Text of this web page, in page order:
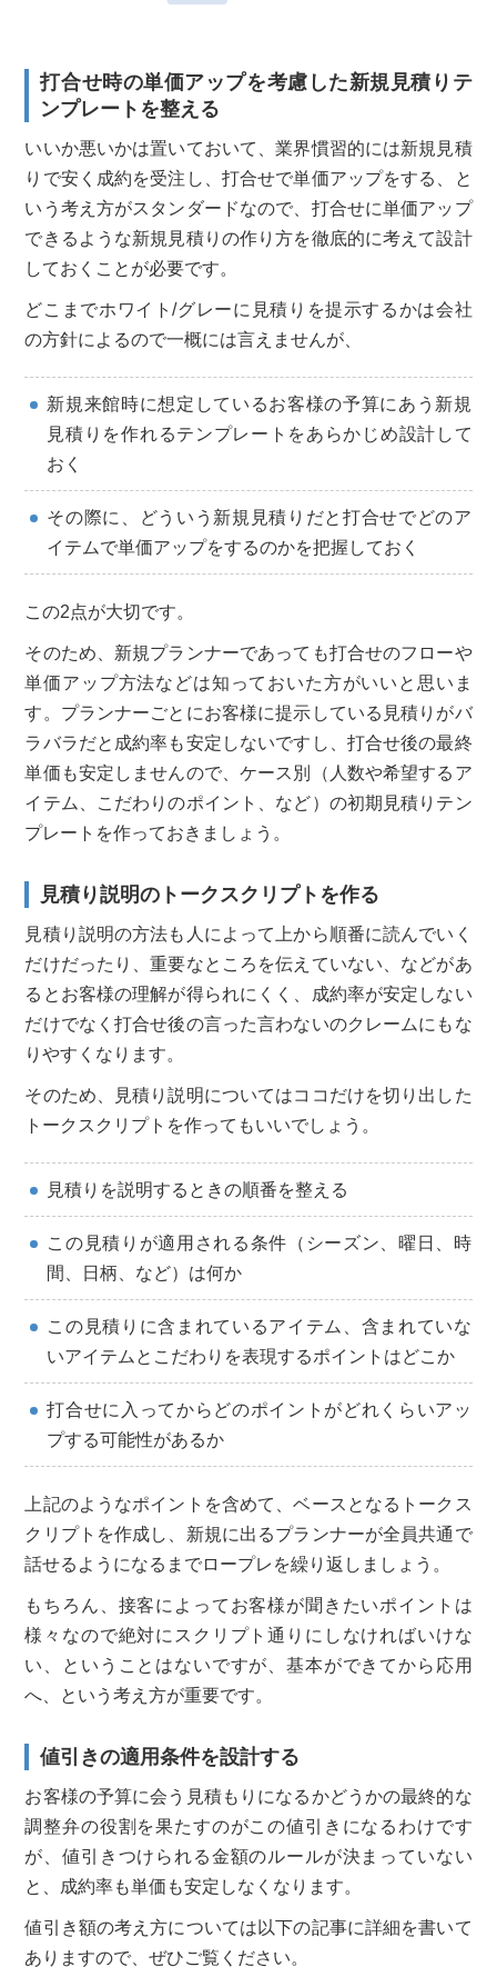
打合せ時の単価アップを考慮した新規見積りテ
ンプレートを整える
いいか悪いかは置いておいて、業界慣習的には新規見積
りで安く成約を受注し、打合せで単価アップをする、と
いう考え方がスタンダードなので、打合せに単価アップ
できるような新規見積りの作り方を徹底的に考えて設計
しておくことが必要です。
どこまでホワイト/グレーに見積りを提示するかは会社
の方針によるので一概には言えませんが、
新規来館時に想定しているお客様の予算にあう新規
見積りを作れるテンプレートをあらかじめ設計して
おく
その際に、どういう新規見積りだと打合せでどのア
イテムで単価アップをするのかを把握しておく
この2点が大切です。
そのため、新規プランナーであっても打合せのフローや
単価アップ方法などは知っておいた方がいいと思いま
す。プランナーごとにお客様に提示している見積りがバ
ラバラだと成約率も安定しないですし、打合せ後の最終
単価も安定しませんので、ケース別（人数や希望するア
イテム、こだわりのポイント、など）の初期見積りテン
プレートを作っておきましょう。
見積り説明のトークスクリプトを作る
見積り説明の方法も人によって上から順番に読んでいく
だけだったり、重要なところを伝えていない、などがあ
るとお客様の理解が得られにくく、成約率が安定しない
だけでなく打合せ後の言った言わないのクレームにもな
りやすくなります。
そのため、見積り説明についてはココだけを切り出した
トークスクリプトを作ってもいいでしょう。
見積りを説明するときの順番を整える
この見積りが適用される条件（シーズン、曜日、時
間、日柄、など）は何か
この見積りに含まれているアイテム、含まれていな
いアイテムとこだわりを表現するポイントはどこか
打合せに入ってからどのポイントがどれくらいアッ
プする可能性があるか
上記のようなポイントを含めて、ベースとなるトークス
クリプトを作成し、新規に出るプランナーが全員共通で
話せるようになるまでロープレを繰り返しましょう。
もちろん、接客によってお客様が聞きたいポイントは
様々なので絶対にスクリプト通りにしなければいけな
い、ということはないですが、基本ができてから応用
へ、という考え方が重要です。
値引きの適用条件を設計する
お客様の予算に会う見積もりになるかどうかの最終的な
調整弁の役割を果たすのがこの値引きになるわけです
が、値引きつけられる金額のルールが決まっていない
と、成約率も単価も安定しなくなります。
値引き額の考え方については以下の記事に詳細を書いて
ありますので、ぜひご覧ください。